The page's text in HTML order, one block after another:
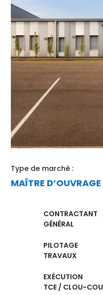
Type de marché :
MAÎTRE D’OUVRAGE
CONTRACTANT
GÉNÉRAL
PILOTAGE
TRAVAUX
EXÉCUTION
TCE / CLOU-COU